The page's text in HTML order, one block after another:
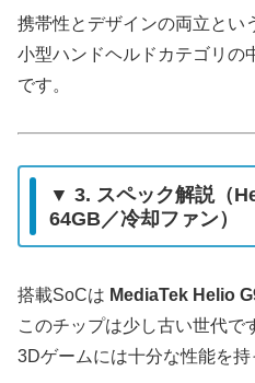
携帯性とデザインの両立とい
小型ハンドヘルドカテゴリの
です。
▼ 3. スペック解説（
64GB／冷却ファン）
搭載SoCは MediaTek Helio
このチップは少し古い世代で
3Dゲームには十分な性能を持